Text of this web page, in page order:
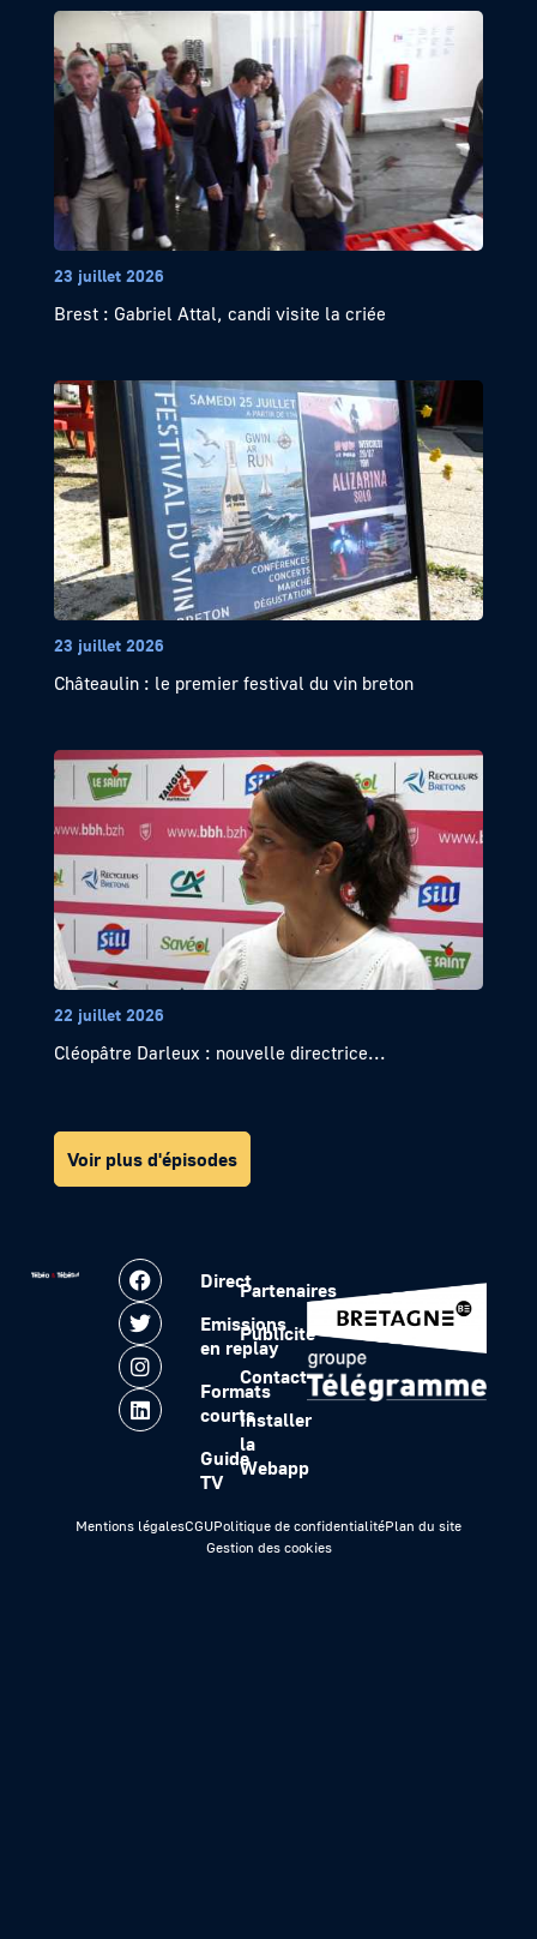
23 juillet 2026
Brest : Gabriel Attal, candi visite la criée
23 juillet 2026
Châteaulin : le premier festival du vin breton
22 juillet 2026
Cléopâtre Darleux : nouvelle directrice...
Voir plus d'épisodes
Direct
Emissions
en replay
Formats
courts
Guide
TV
Partenaires
Publicité
Contact
Installer
la
Webapp
Mentions légalesCGUPolitique de confidentialitéPlan du site
Gestion des cookies